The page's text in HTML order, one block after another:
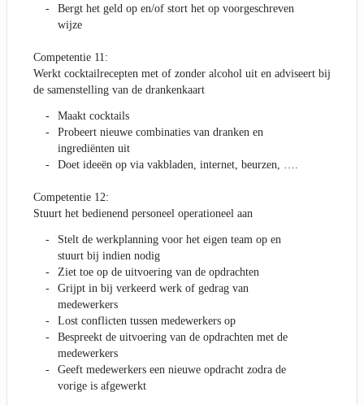
Bergt het geld op en/of stort het op voorgeschreven
wijze
Competentie 11:
Werkt cocktailrecepten met of zonder alcohol uit en adviseert bij
de samenstelling van de drankenkaart
Maakt cocktails
Probeert nieuwe combinaties van dranken en
ingrediënten uit
Doet ideeën op via vakbladen, internet, beurzen, ….
Competentie 12:
Stuurt het bedienend personeel operationeel aan
Stelt de werkplanning voor het eigen team op en
stuurt bij indien nodig
Ziet toe op de uitvoering van de opdrachten
Grijpt in bij verkeerd werk of gedrag van
medewerkers
Lost conflicten tussen medewerkers op
Bespreekt de uitvoering van de opdrachten met de
medewerkers
Geeft medewerkers een nieuwe opdracht zodra de
vorige is afgewerkt